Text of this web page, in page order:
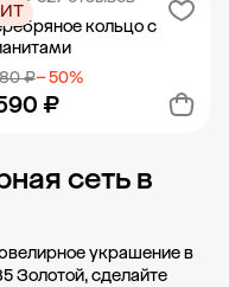
Добавить в корзину
кольцо с
₽− 50%
₽
Добавить в корзину
сеть в
украшение в
Золотой, сделайте